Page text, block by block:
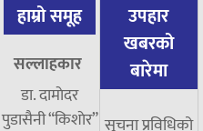
हाम्रो समूह
सल्लाहकार
डा. दामाेदर
पुडासैनी “किशाेर”
उपहार
खबरको
बारेमा